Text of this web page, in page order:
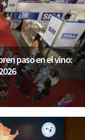
paso en el vino: